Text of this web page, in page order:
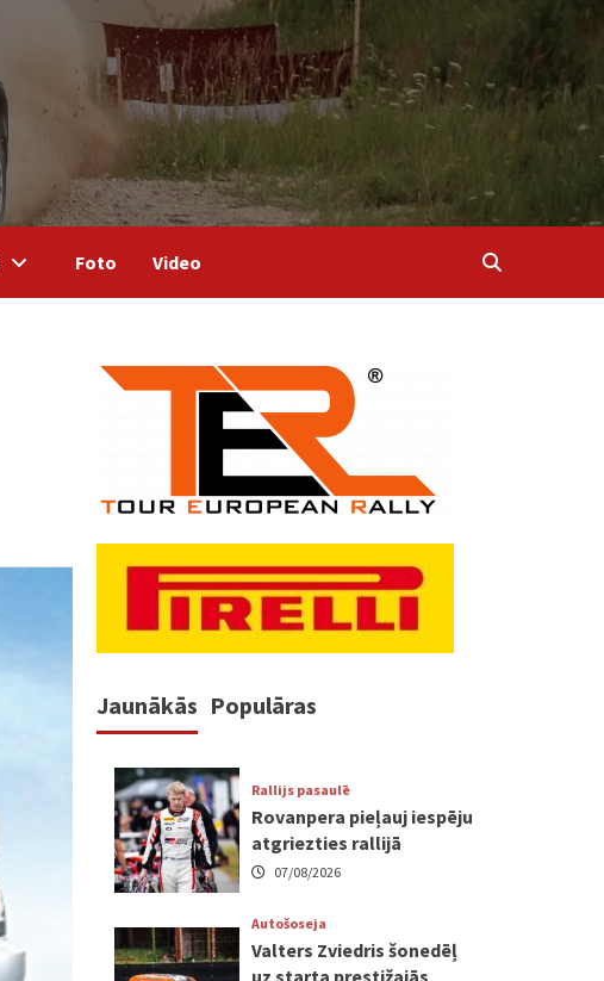
Foto Video
Jaunākās Populāras
Rallijs pasaulē
Rovanpera pieļauj iespēju
atgriezties rallijā
07/08/2026
Autošoseja
Valters Zviedris šonedēļ
uz starta prestižajās